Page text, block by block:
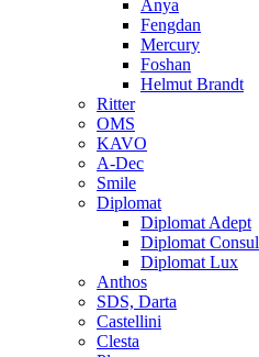
Anya
Fengdan
Mercury
Foshan
Helmut Brandt
Ritter
OMS
KAVO
A-Dec
Smile
Diplomat
Diplomat Adept
Diplomat Consul
Diplomat Lux
Anthos
SDS, Darta
Castellini
Clesta